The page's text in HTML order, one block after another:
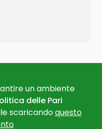
un ambiente
delle Pari
scaricandoquesto